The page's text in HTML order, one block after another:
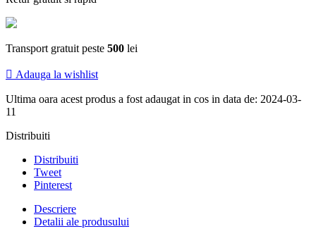
Transport gratuit peste 500 lei
 Adauga la wishlist
Ultima oara acest produs a fost adaugat in cos in data de: 2024-03-
11
Distribuiti
Distribuiti
Tweet
Pinterest
Descriere
Detalii ale produsului